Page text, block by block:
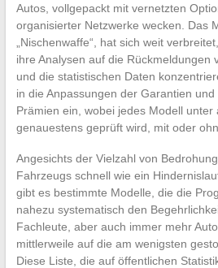
Autos, vollgepackt mit vernetzten
organisierter Netzwerke wecken. Das
„Nischenwaffe“, hat sich weit
ihre Analysen auf die Rückmeldungen
und die statistischen Daten
in die Anpassungen der Garantien
Prämien ein, wobei jedes Modell unter
genauestens geprüft wird, mit oder
Angesichts der Vielzahl von
Fahrzeugs schnell wie ein
gibt es bestimmte Modelle, die die
nahezu systematisch den
Fachleute, aber auch immer mehr
mittlerweile auf die am wenigsten
Diese Liste, die auf öffentlichen